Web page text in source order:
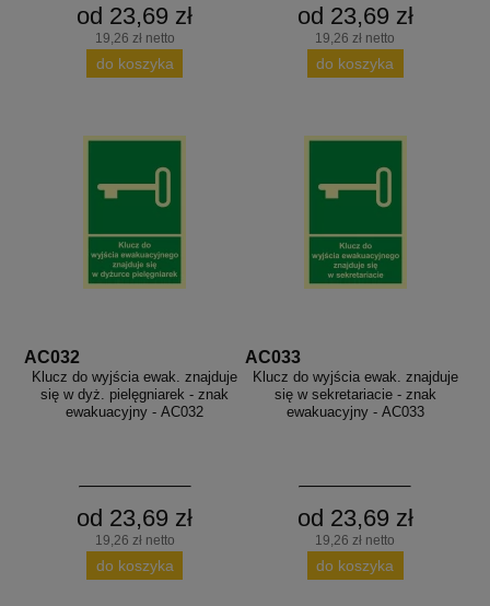
od 23,69 zł
19,26 zł netto
do koszyka
od 23,69 zł
19,26 zł netto
do koszyka
AC032
Klucz do wyjścia ewak. znajduje
się w dyż. pielęgniarek - znak
ewakuacyjny - AC032
od 23,69 zł
19,26 zł netto
do koszyka
AC033
Klucz do wyjścia ewak. znajduje
się w sekretariacie - znak
ewakuacyjny - AC033
od 23,69 zł
19,26 zł netto
do koszyka